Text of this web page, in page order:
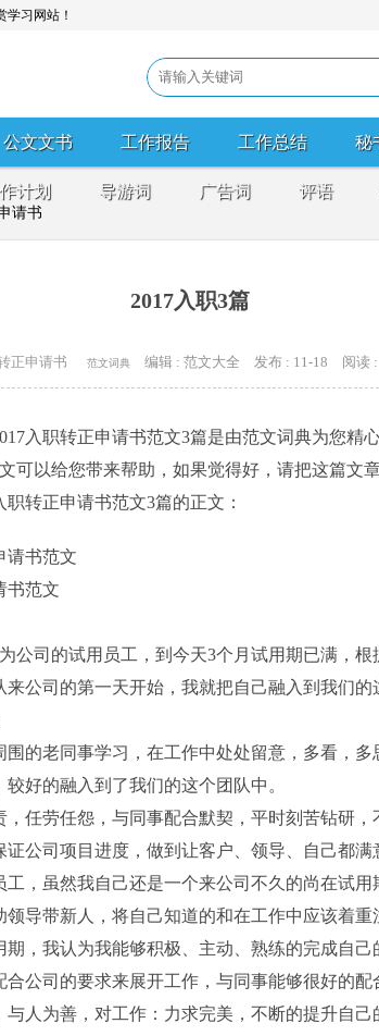
习网站！
公文文书 工作报告 工作总结 秘
计划 导游词 广告词 评语
请书
2017入职3篇
正申请书 范文词典 编辑 : 范文大全 发布 : 11-18 阅读 :
入职转正申请书范文3篇是由范文词典为您精
可以给您带来帮助，如果觉得好，请把这篇文
转正申请书范文3篇的正文：
书范文
范文
司的试用员工，到今天3个月试用期已满，根
公司的第一天开始，我就把自己融入到我们
老同事学习，在工作中处处留意，多看，多
好的融入到了我们的这个团队中。
劳任怨，与同事配合默契，平时刻苦钻研，
公司项目进度，做到让客户、领导、自己都满
虽然我自己还是一个来公司不久的尚在试用
领导带新人，将自己知道的和在工作中应该着
期，我认为我能够积极、主动、熟练的完成自
合公司的要求来展开工作，与同事能够很好的
人为善，对工作：力求完美，不断的提升自己